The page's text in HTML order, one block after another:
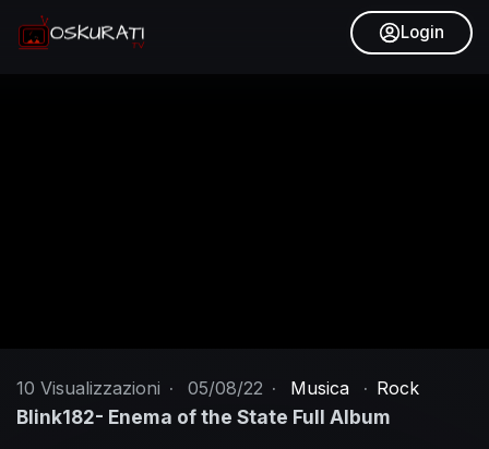
Login
10 Visualizzazioni · 05/08/22 · Musica · Rock
Blink182- Enema of the State Full Album